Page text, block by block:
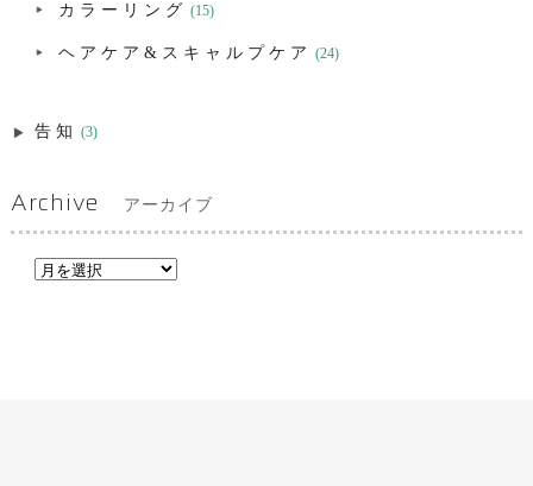
カラーリング (15)
ヘアケア&スキャルプケア (24)
告知 (3)
Archive アーカイブ